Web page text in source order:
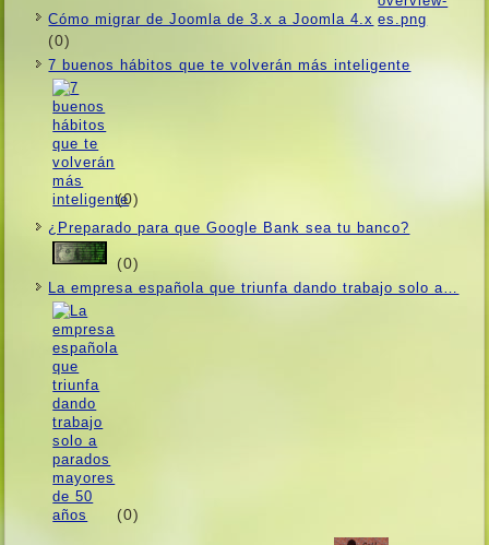
Cómo migrar de Joomla de 3.x a Joomla 4.x
(0)
7 buenos hábitos que te volverán más inteligente
(0)
¿Preparado para que Google Bank sea tu banco?
(0)
La empresa española que triunfa dando trabajo solo a…
(0)